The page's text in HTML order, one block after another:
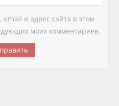
и адрес сайта в этом
моих комментариев.